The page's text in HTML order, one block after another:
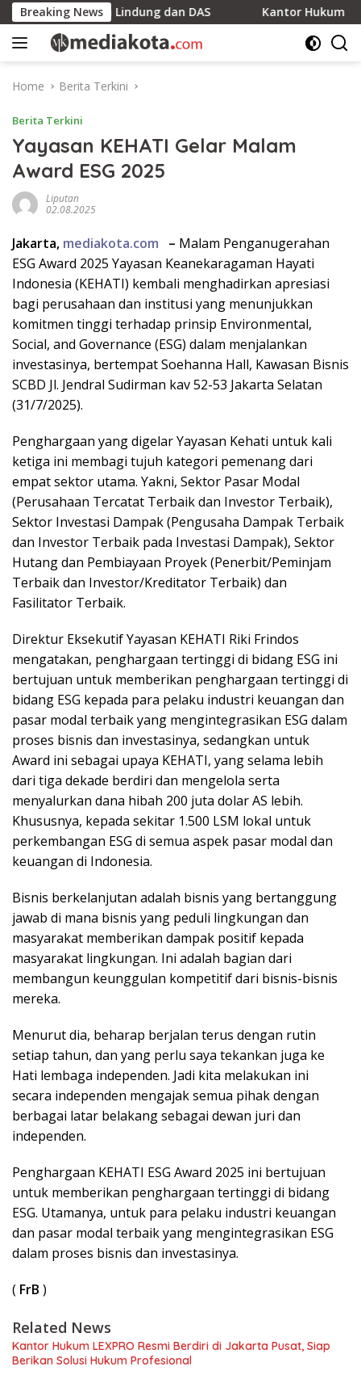
Skip
to
content
Breaking News
Hutan Lindung dan DAS Kantor Hukum LEXPRO
Home Berita Terkini
Berita Terkini
Yayasan KEHATI Gelar Malam
Award ESG 2025
Liputan
02.08.2025
Jakarta, mediakota.com – Malam Penganugerahan
ESG Award 2025 Yayasan Keanekaragaman Hayati
Indonesia (KEHATI) kembali menghadirkan apresiasi
bagi perusahaan dan institusi yang menunjukkan
komitmen tinggi terhadap prinsip Environmental,
Social, and Governance (ESG) dalam menjalankan
investasinya, bertempat Soehanna Hall, Kawasan Bisnis
SCBD Jl. Jendral Sudirman kav 52-53 Jakarta Selatan
(31/7/2025).
Penghargaan yang digelar Yayasan Kehati untuk kali
ketiga ini membagi tujuh kategori pemenang dari
empat sektor utama. Yakni, Sektor Pasar Modal
(Perusahaan Tercatat Terbaik dan Investor Terbaik),
Sektor Investasi Dampak (Pengusaha Dampak Terbaik
dan Investor Terbaik pada Investasi Dampak), Sektor
Hutang dan Pembiayaan Proyek (Penerbit/Peminjam
Terbaik dan Investor/Kreditator Terbaik) dan
Fasilitator Terbaik.
Direktur Eksekutif Yayasan KEHATI Riki Frindos
mengatakan, penghargaan tertinggi di bidang ESG ini
bertujuan untuk memberikan penghargaan tertinggi di
bidang ESG kepada para pelaku industri keuangan dan
pasar modal terbaik yang mengintegrasikan ESG dalam
proses bisnis dan investasinya, sedangkan untuk
Award ini sebagai upaya KEHATI, yang selama lebih
dari tiga dekade berdiri dan mengelola serta
menyalurkan dana hibah 200 juta dolar AS lebih.
Khususnya, kepada sekitar 1.500 LSM lokal untuk
perkembangan ESG di semua aspek pasar modal dan
keuangan di Indonesia.
Bisnis berkelanjutan adalah bisnis yang bertanggung
jawab di mana bisnis yang peduli lingkungan dan
masyarakat memberikan dampak positif kepada
masyarakat lingkungan. Ini adalah bagian dari
membangun keunggulan kompetitif dari bisnis-bisnis
mereka.
Menurut dia, beharap berjalan terus dengan rutin
setiap tahun, dan yang perlu saya tekankan juga ke
Hati lembaga independen. Jadi kita melakukan ini
secara independen mengajak semua pihak dengan
berbagai latar belakang sebagai dewan juri dan
independen.
Penghargaan KEHATI ESG Award 2025 ini bertujuan
untuk memberikan penghargaan tertinggi di bidang
ESG. Utamanya, untuk para pelaku industri keuangan
dan pasar modal terbaik yang mengintegrasikan ESG
dalam proses bisnis dan investasinya.
( FrB )
Related News
Kantor Hukum LEXPRO Resmi Berdiri di Jakarta Pusat, Siap
Berikan Solusi Hukum Profesional